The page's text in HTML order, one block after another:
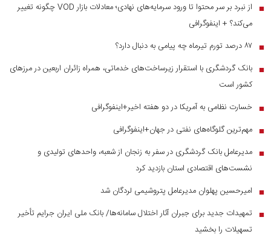
■
از نبرد بر سر محتوا تا ورود سرمایه‌های نهادی؛ معادلات بازار VOD چگونه تغییر
می‌کند؟ + اینفوگرافی
■ ۸۷ درصد تورم تیرماه چه پیامی به دنبال دارد؟
■ بانک گردشگری با استقرار زیرساخت‌های خدماتی، همراه زائران اربعین در مرز‌های
کشور است
■ خسارت نظامی به آمریکا در دو هفته اخیر+اینفوگرافی
■ مهم‌ترین گلوگاه‌های نفتی در جهان+اینفوگرافی
■ مدیرعامل بانک گردشگری در سفر به زنجان از شعبه، واحدهای تولیدی و
نشست‌های اقتصادی استان بازدید کرد
■ امیرحسین پهلوان مدیرعامل پتروشیمی لردگان شد
■
تمهیدات جدید برای جبران آثار اختلال سامانه‌ها/ بانک ملی ایران جرایم تأخیر
تسهیلات را بخشید